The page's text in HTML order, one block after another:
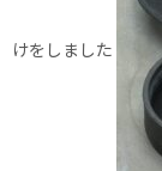
けをしました